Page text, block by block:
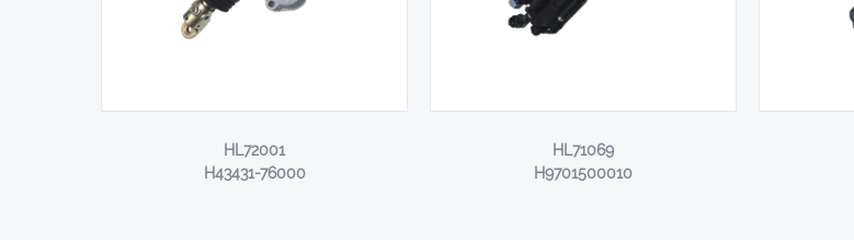
HL71069
H9701500010
HL72001
H43431-76000